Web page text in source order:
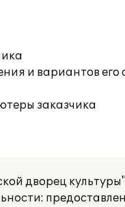
и вариантов
заказчика
дворец